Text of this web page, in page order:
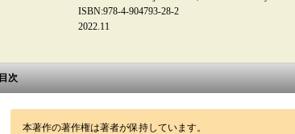
ISBN:978-4-904793-28-2
2022.11
目次
本著作の著作権は著者が保持しています。